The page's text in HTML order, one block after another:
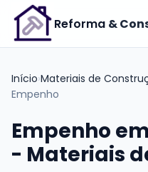
Reforma &
Início›Materiais de
Empenho
Empenho
- Materiais